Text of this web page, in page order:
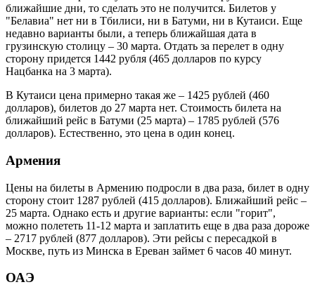
ближайшие дни, то сделать это не получится. Билетов у
"Белавиа" нет ни в Тбилиси, ни в Батуми, ни в Кутаиси. Еще
недавно варианты были, а теперь ближайшая дата в
грузинскую столицу – 30 марта. Отдать за перелет в одну
сторону придется 1442 рубля (465 долларов по курсу
Нацбанка на 3 марта).
В Кутаиси цена примерно такая же – 1425 рублей (460
долларов), билетов до 27 марта нет. Стоимость билета на
ближайший рейс в Батуми (25 марта) – 1785 рублей (576
долларов). Естественно, это цена в один конец.
Армения
Цены на билеты в Армению подросли в два раза, билет в одну
сторону стоит 1287 рублей (415 долларов). Ближайший рейс –
25 марта. Однако есть и другие варианты: если "горит",
можно полететь 11-12 марта и заплатить еще в два раза дороже
– 2717 рублей (877 долларов). Эти рейсы с пересадкой в
Москве, путь из Минска в Ереван займет 6 часов 40 минут.
ОАЭ